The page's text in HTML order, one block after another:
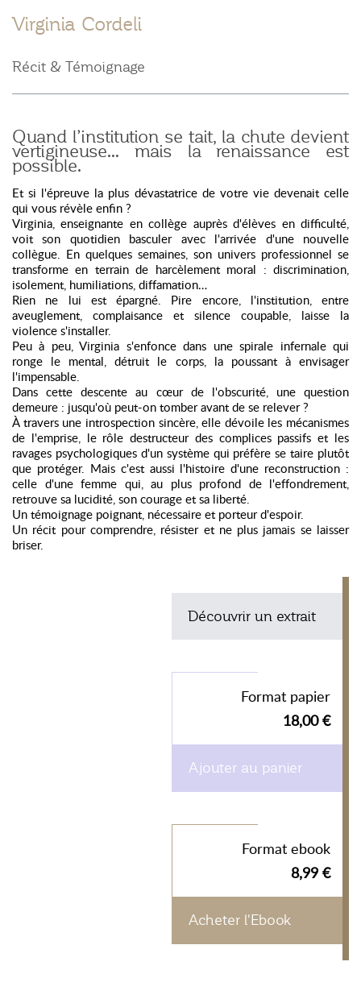
Virginia Cordeli
Récit & Témoignage
Quand l’institution se tait, la chute devient
vertigineuse… mais la renaissance est
possible.
Et si l'épreuve la plus dévastatrice de votre vie devenait celle
qui vous révèle enfin ?
Virginia, enseignante en collège auprès d'élèves en difficulté,
voit son quotidien basculer avec l'arrivée d'une nouvelle
collègue. En quelques semaines, son univers professionnel se
transforme en terrain de harcèlement moral : discrimination,
isolement, humiliations, diffamation…
Rien ne lui est épargné. Pire encore, l'institution, entre
aveuglement, complaisance et silence coupable, laisse la
violence s'installer.
Peu à peu, Virginia s'enfonce dans une spirale infernale qui
ronge le mental, détruit le corps, la poussant à envisager
l'impensable.
Dans cette descente au cœur de l'obscurité, une question
demeure : jusqu'où peut-on tomber avant de se relever ?
À travers une introspection sincère, elle dévoile les mécanismes
de l'emprise, le rôle destructeur des complices passifs et les
ravages psychologiques d'un système qui préfère se taire plutôt
que protéger. Mais c'est aussi l'histoire d'une reconstruction :
celle d'une femme qui, au plus profond de l'effondrement,
retrouve sa lucidité, son courage et sa liberté.
Un témoignage poignant, nécessaire et porteur d'espoir.
Un récit pour comprendre, résister et ne plus jamais se laisser
briser.
Découvrir un extrait
Format papier
18,00 €
Ajouter au panier
Format ebook
8,99 €
Acheter l'Ebook